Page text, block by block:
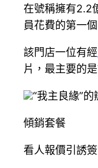
在號稱擁有2.2
員花費的第一個
該門店一位有經
片，最主要的
“我主良緣”
傾銷套餐
看人報價引誘